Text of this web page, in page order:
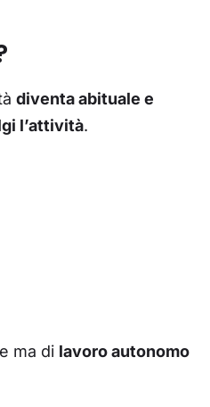
diventa abituale e
l’attività.
ma di lavoro autonomo